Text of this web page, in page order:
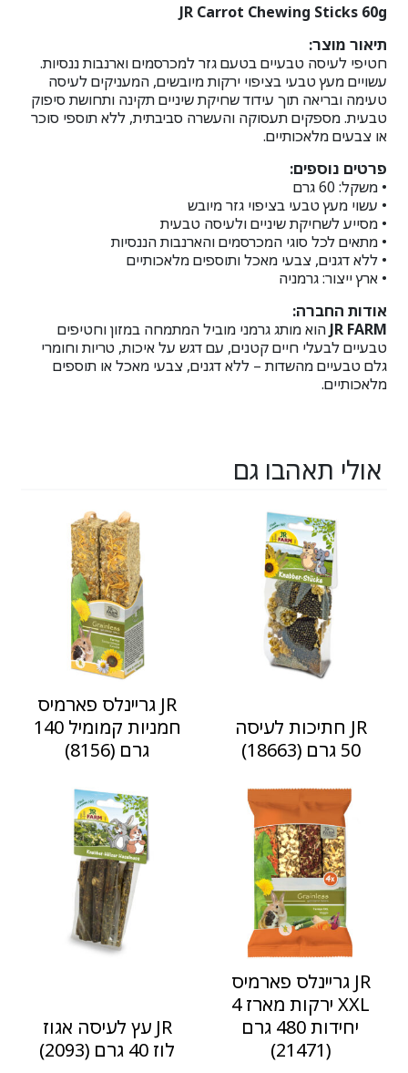
JR Carrot Chewing Sticks 60g
תיאור מוצר:
חטיפי לעיסה טבעיים בטעם גזר למכרסמים וארנבות ננסיות.
עשויים מעץ טבעי בציפוי ירקות מיובשים, המעניקים לעיסה
טעימה ובריאה תוך עידוד שחיקת שיניים תקינה ותחושת סיפוק
טבעית. מספקים תעסוקה והעשרה סביבתית, ללא תוספי סוכר
או צבעים מלאכותיים.
פרטים נוספים:
• משקל: ‎60‎ גרם
• עשוי מעץ טבעי בציפוי גזר מיובש
• מסייע לשחיקת שיניים ולעיסה טבעית
• מתאים לכל סוגי המכרסמים והארנבות הננסיות
• ללא דגנים, צבעי מאכל ותוספים מלאכותיים
• ארץ ייצור: גרמניה
אודות החברה:
JR FARM הוא מותג גרמני מוביל המתמחה במזון וחטיפים
טבעיים לבעלי חיים קטנים, עם דגש על איכות, טריות וחומרי
גלם טבעיים מהשדות – ללא דגנים, צבעי מאכל או תוספים
מלאכותיים.
אולי תאהבו גם
JR חתיכות לעיסה
50 גרם (18663)
JR גריינלס פארמיס
חמניות קמומיל 140
גרם (8156)
JR גריינלס פארמיס
XXL ירקות מארז 4
יחידות 480 גרם
(21471)
JR עץ לעיסה אגוז
לוז 40 גרם (2093)